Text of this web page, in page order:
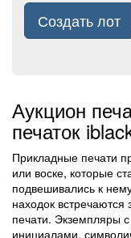
Создать лот
Аукцион
печаток
Прикладные печати
или воске, которые
подвешивались к
находок
печати. Экземпляры
инициалами,